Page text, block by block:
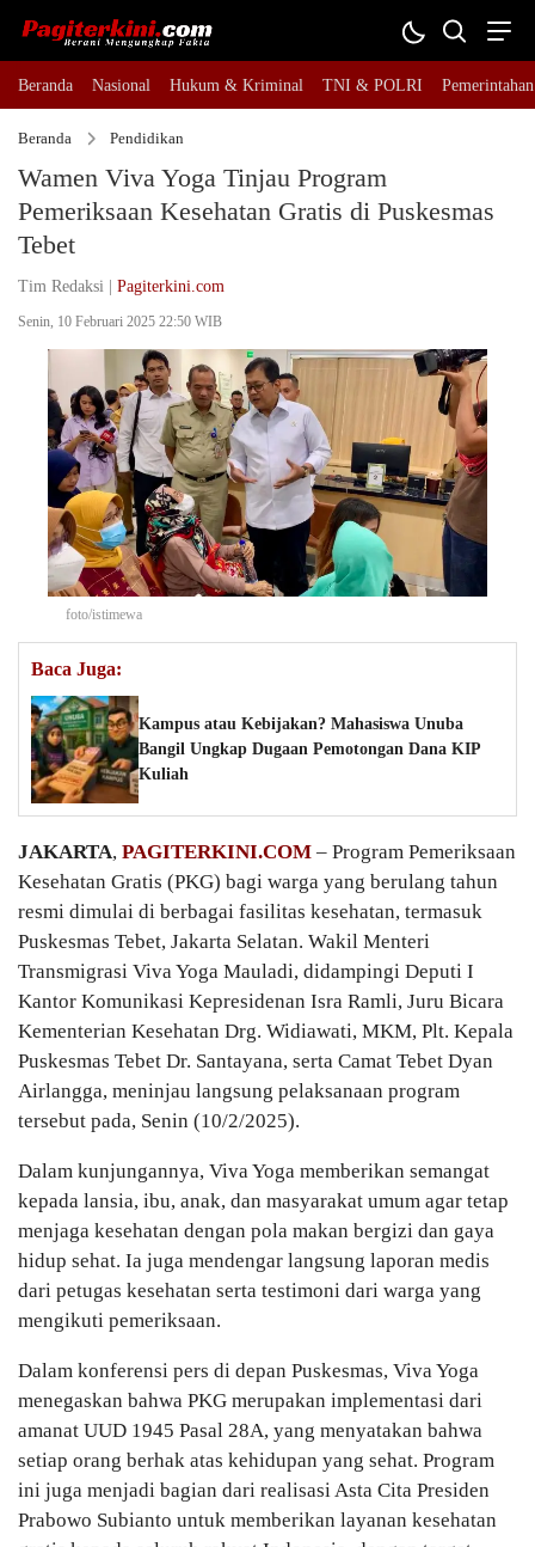
Beranda Nasional Hukum & Kriminal TNI & POLRI Pemerintahan
Beranda Pendidikan
Wamen Viva Yoga Tinjau Program
Pemeriksaan Kesehatan Gratis di Puskesmas
Tebet
Tim Redaksi | Pagiterkini.com
Senin, 10 Februari 2025 22:50 WIB
foto/istimewa
Baca Juga:
Kampus atau Kebijakan? Mahasiswa Unuba
Bangil Ungkap Dugaan Pemotongan Dana KIP
Kuliah
JAKARTA, PAGITERKINI.COM – Program Pemeriksaan
Kesehatan Gratis (PKG) bagi warga yang berulang tahun
resmi dimulai di berbagai fasilitas kesehatan, termasuk
Puskesmas Tebet, Jakarta Selatan. Wakil Menteri
Transmigrasi Viva Yoga Mauladi, didampingi Deputi I
Kantor Komunikasi Kepresidenan Isra Ramli, Juru Bicara
Kementerian Kesehatan Drg. Widiawati, MKM, Plt. Kepala
Puskesmas Tebet Dr. Santayana, serta Camat Tebet Dyan
Airlangga, meninjau langsung pelaksanaan program
tersebut pada, Senin (10/2/2025).
Dalam kunjungannya, Viva Yoga memberikan semangat
kepada lansia, ibu, anak, dan masyarakat umum agar tetap
menjaga kesehatan dengan pola makan bergizi dan gaya
hidup sehat. Ia juga mendengar langsung laporan medis
dari petugas kesehatan serta testimoni dari warga yang
mengikuti pemeriksaan.
Dalam konferensi pers di depan Puskesmas, Viva Yoga
menegaskan bahwa PKG merupakan implementasi dari
amanat UUD 1945 Pasal 28A, yang menyatakan bahwa
setiap orang berhak atas kehidupan yang sehat. Program
ini juga menjadi bagian dari realisasi Asta Cita Presiden
Prabowo Subianto untuk memberikan layanan kesehatan